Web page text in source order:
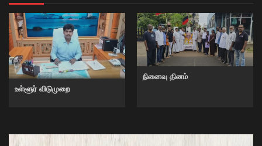
உள்ளூர் விடுமுறை
நினைவு தினம்